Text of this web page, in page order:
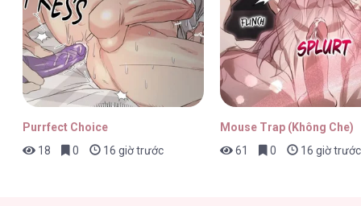
Tuyển Tập Manhwa Ngắn Nhà Mèo Méo
Purrfect Choice
18
0 16 giờ trước
Mouse Trap (Không Che)
61
0 16 giờ trước